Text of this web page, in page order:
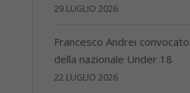
29 LUGLIO 2026
Francesco Andrei
della nazionale Under 18
22 LUGLIO 2026